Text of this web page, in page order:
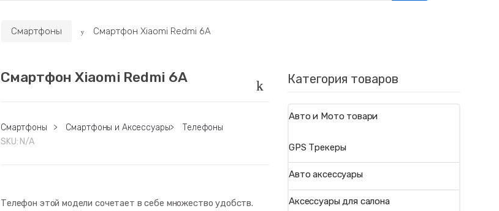
Смартфоны Смартфон Xiaomi Redmi 6A
Смартфон Xiaomi Redmi 6A
Смартфоны > Смартфоны и Аксессуары>
Телефоны
SKU: N/A
Телефон этой модели сочетает в себе множество удобств.
Категория товаров
Авто и Мото товари
GPS Трекеры
Авто аксессуары
Аксессуары для салона